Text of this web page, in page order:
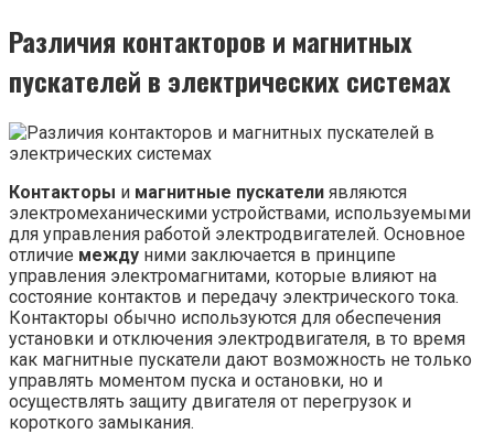
Различия контакторов и магнитных
пускателей в электрических системах
Контакторы и магнитные пускатели являются
электромеханическими устройствами, используемыми
для управления работой электродвигателей. Основное
отличие между ними заключается в принципе
управления электромагнитами, которые влияют на
состояние контактов и передачу электрического тока.
Контакторы обычно используются для обеспечения
установки и отключения электродвигателя, в то время
как магнитные пускатели дают возможность не только
управлять моментом пуска и остановки, но и
осуществлять защиту двигателя от перегрузок и
короткого замыкания.